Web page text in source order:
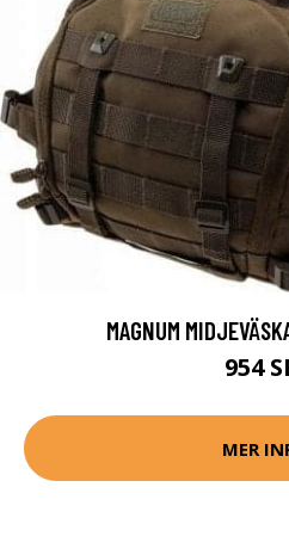
MAGNUM
954
MER